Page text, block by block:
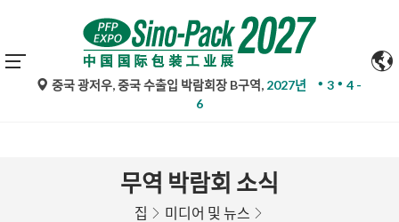
중국 광저우, 중국 수출입 박람회장 B구역, 2027년 3
4 -
6
무역 박람회 소식
집 미디어 및 뉴스